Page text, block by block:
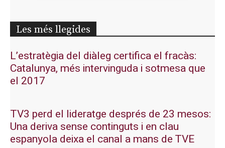
Les més llegides
L’estratègia del diàleg certifica el fracàs:
Catalunya, més intervinguda i sotmesa que
el 2017
TV3 perd el lideratge després de 23 mesos:
Una deriva sense continguts i en clau
espanyola deixa el canal a mans de TVE